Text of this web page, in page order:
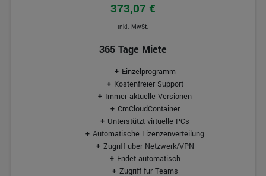
373,07 €
inkl. MwSt.
365 Tage Miete
Einzelprogramm
Kostenfreier Support
Immer aktuelle Versionen
CmCloudContainer
Unterstützt virtuelle PCs
Automatische Lizenzenverteilung
Zugriff über Netzwerk/VPN
Endet automatisch
Zugriff für Teams